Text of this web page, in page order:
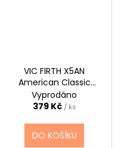
VIC FIRTH X5AN
American Classic
Extreme
Vyprodáno
379 Kč / ks
DO KOŠÍKU